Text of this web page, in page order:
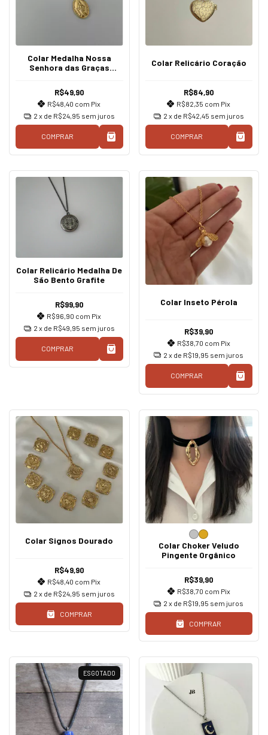
Colar Medalha Nossa
Senhora das Graças
R$49,90
R$48,40 com Pix
2 x de R$24,95 sem juros
COMPRAR
Colar Relicário Coração
R$84,90
R$82,35 com Pix
2 x de R$42,45 sem juros
COMPRAR
Colar Relicário Medalha De
São Bento Grafite
R$99,90
R$96,90 com Pix
2 x de R$49,95 sem juros
COMPRAR
Colar Inseto Pérola
R$39,90
R$38,70 com Pix
2 x de R$19,95 sem juros
COMPRAR
Colar Signos Dourado
R$49,90
R$48,40 com Pix
2 x de R$24,95 sem juros
COMPRAR
Colar Choker Veludo
Pingente Orgânico
R$39,90
R$38,70 com Pix
2 x de R$19,95 sem juros
COMPRAR
ESGOTADO